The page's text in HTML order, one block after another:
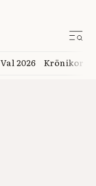
Val 2026 Krönikor